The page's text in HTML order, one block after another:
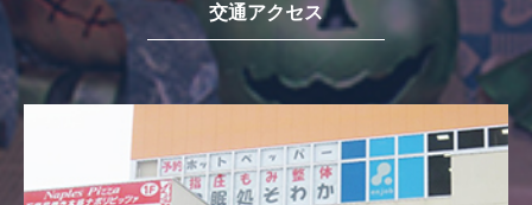
交通アクセス